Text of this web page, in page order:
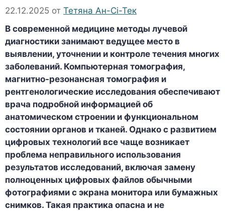
22.12.2025 от Тетяна Ан-Сі-Тек
В современной медицине методы лучевой
диагностики занимают ведущее место в
выявлении, уточнении и контроле течения многих
заболеваний. Компьютерная томография,
магнитно-резонансная томография и
рентгенологические исследования обеспечивают
врача подробной информацией об
анатомическом строении и функциональном
состоянии органов и тканей. Однако с развитием
цифровых технологий все чаще возникает
проблема неправильного использования
результатов исследований, включая замену
полноценных цифровых файлов обычными
фотографиями с экрана монитора или бумажных
снимков. Такая практика опасна и не